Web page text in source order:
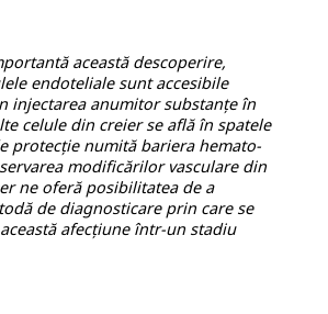
această descoperire,
endoteliale sunt accesibile
injectarea anumitor substanțe în
celule din creier se află în spatele
protecție numită bariera hemato-
modificărilor vasculare din
ne oferă posibilitatea de a
de diagnosticare prin care se
afecțiune într-un stadiu